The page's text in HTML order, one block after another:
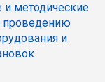
методические
проведению
и